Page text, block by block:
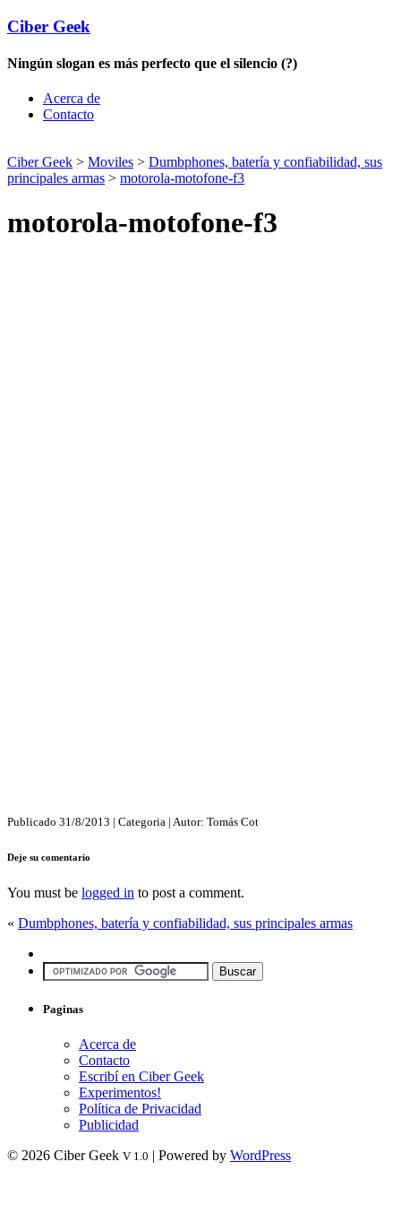
Ciber Geek
Ningún slogan es más perfecto que el silencio (?)
Acerca de
Contacto
Ciber Geek > Moviles > Dumbphones, batería y confiabilidad, sus
principales armas > motorola-motofone-f3
motorola-motofone-f3
Publicado 31/8/2013 | Categoria | Autor: Tomás Cot
Deje su comentario
You must be logged in to post a comment.
« Dumbphones, batería y confiabilidad, sus principales armas
Paginas
Acerca de
Contacto
Escribí en Ciber Geek
Experimentos!
Política de Privacidad
Publicidad
© 2026 Ciber Geek V 1.0 | Powered by WordPress